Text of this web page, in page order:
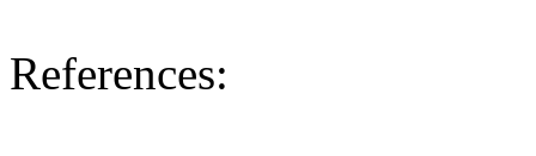
References: